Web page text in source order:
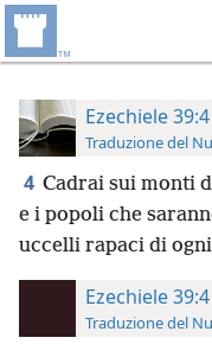
Ezechiele 39:4
Traduzione del
4 Cadrai sui monti
e i popoli che
uccelli rapaci di ogni
Ezechiele 39:4
Traduzione del